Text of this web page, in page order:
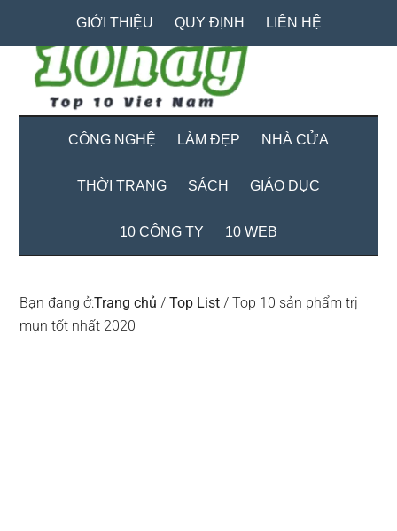
content
secondary
menu
primary
sidebar
GIỚI THIỆU QUY ĐỊNH LIÊN HỆ
CÔNG NGHỆ LÀM ĐẸP NHÀ CỬA
THỜI TRANG SÁCH GIÁO DỤC
10 CÔNG TY 10 WEB
Bạn đang ở:Trang chủ / Top List / Top 10 sản phẩm trị
mụn tốt nhất 2020